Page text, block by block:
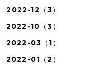
2022-12（3）
2022-10（3）
2022-03（1）
2022-01（2）